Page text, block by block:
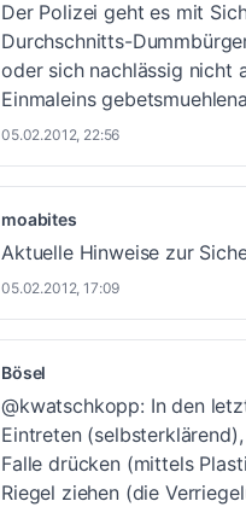
Der Polizei geht es mit
Durchschnitts-
oder sich nachlässig nicht
Einmaleins
05.02.2012, 22:56
moabites
Aktuelle Hinweise zur
05.02.2012, 17:09
Bösel
@kwatschkopp: In den
Eintreten (selbsterklärend),
Falle drücken (mittels
Riegel ziehen (die